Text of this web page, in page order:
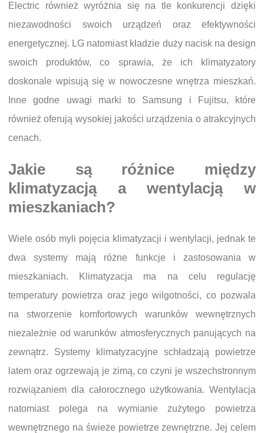
Electric również wyróżnia się na tle konkurencji dzięki
niezawodności swoich urządzeń oraz efektywności
energetycznej. LG natomiast kładzie duży nacisk na design
swoich produktów, co sprawia, że ich klimatyzatory
doskonale wpisują się w nowoczesne wnętrza mieszkań.
Inne godne uwagi marki to Samsung i Fujitsu, które
również oferują wysokiej jakości urządzenia o atrakcyjnych
cenach.
Jakie są różnice między
klimatyzacją a wentylacją w
mieszkaniach?
Wiele osób myli pojęcia klimatyzacji i wentylacji, jednak te
dwa systemy mają różne funkcje i zastosowania w
mieszkaniach. Klimatyzacja ma na celu regulację
temperatury powietrza oraz jego wilgotności, co pozwala
na stworzenie komfortowych warunków wewnętrznych
niezależnie od warunków atmosferycznych panujących na
zewnątrz. Systemy klimatyzacyjne schładzają powietrze
latem oraz ogrzewają je zimą, co czyni je wszechstronnym
rozwiązaniem dla całorocznego użytkowania. Wentylacja
natomiast polega na wymianie zużytego powietrza
wewnętrznego na świeże powietrze zewnętrzne. Jej celem